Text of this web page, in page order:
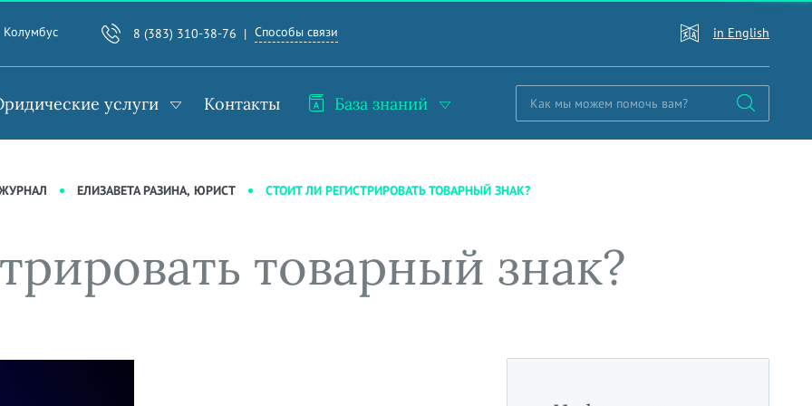
Колумбус 8 (383) 310-38-76 Способы связи in English
услуги Контакты База знаний
ЕЛИЗАВЕТА РАЗИНА, ЮРИСТ СТОИТ ЛИ РЕГИСТРИРОВАТЬ ТОВАРНЫЙ ЗНАК?
товарный знак?